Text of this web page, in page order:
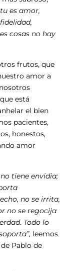
es amor,
cosas no hay
frutos, que
amor a
está
el bien
pacientes,
honestos,
amor
tiene envidia;
no se irrita,
no se regocija
Todo lo
leemos
Pablo de